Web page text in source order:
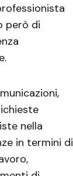
però di
nella
in termini di